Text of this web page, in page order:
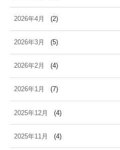
2026年4月 (2)
2026年3月 (5)
2026年2月 (4)
2026年1月 (7)
2025年12月 (4)
2025年11月 (4)